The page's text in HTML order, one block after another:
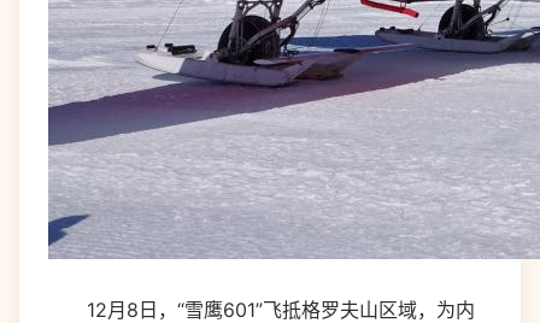
12月8日，“雪鹰601”飞抵格罗夫山区域，为内